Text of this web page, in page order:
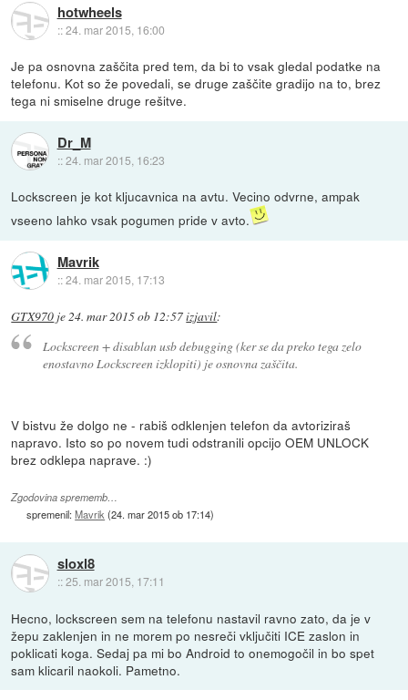
hotwheels
::24. mar 2015, 16:00
Je pa osnovna zaščita pred tem, da bi to vsak gledal podatke na
telefonu. Kot so že povedali, se druge zaščite gradijo na to, brez
tega ni smiselne druge rešitve.
Dr_M
::24. mar 2015, 16:23
Lockscreen je kot kljucavnica na avtu. Vecino odvrne, ampak
vseeno lahko vsak pogumen pride v avto.
Mavrik
::24. mar 2015, 17:13
GTX970 je 24. mar 2015 ob 12:57izjavil:
Lockscreen + disablan usb debugging (ker se da preko tega zelo
enostavno Lockscreen izklopiti) je osnovna zaščita.
V bistvu že dolgo ne - rabiš odklenjen telefon da avtoriziraš
napravo. Isto so po novem tudi odstranili opcijo OEM UNLOCK
brez odklepa naprave. :)
Zgodovina sprememb…
spremenil:Mavrik (24. mar 2015 ob 17:14)
sloxl8
::25. mar 2015, 17:11
Hecno, lockscreen sem na telefonu nastavil ravno zato, da je v
žepu zaklenjen in ne morem po nesreči vključiti ICE zaslon in
poklicati koga. Sedaj pa mi bo Android to onemogočil in bo spet
sam klicaril naokoli. Pametno.